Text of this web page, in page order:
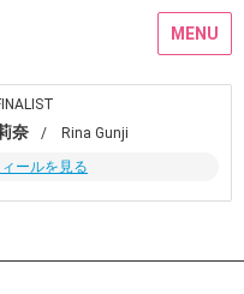
MENU
奈
/ Rina Gunji
ールを見る